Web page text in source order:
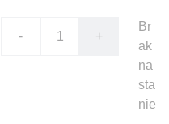
- +
Br
ak
na
sta
nie